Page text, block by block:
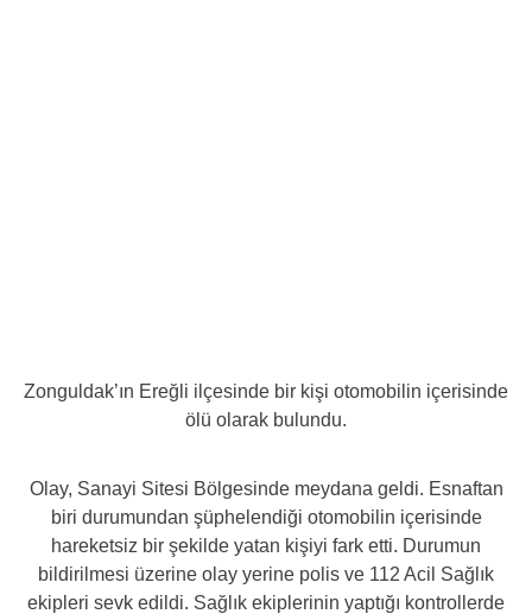
Zonguldak’ın Ereğli ilçesinde bir kişi otomobilin içerisinde
ölü olarak bulundu.
Olay, Sanayi Sitesi Bölgesinde meydana geldi. Esnaftan
biri durumundan şüphelendiği otomobilin içerisinde
hareketsiz bir şekilde yatan kişiyi fark etti. Durumun
bildirilmesi üzerine olay yerine polis ve 112 Acil Sağlık
ekipleri sevk edildi. Sağlık ekiplerinin yaptığı kontrollerde